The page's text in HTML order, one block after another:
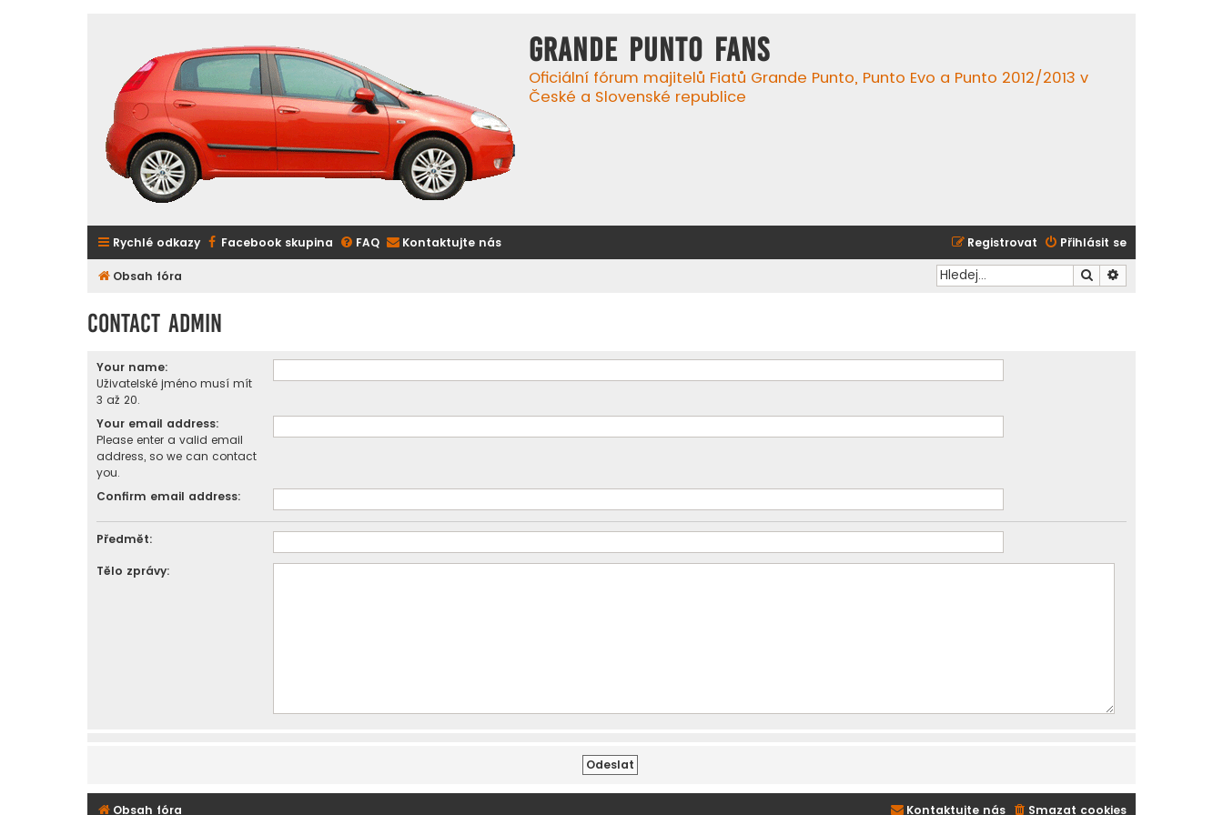
GRANDE PUNTO FANS
Oficiální fórum majitelů Fiatů Grande Punto, Punto Evo a Punto 2012/2013 v
České a Slovenské republice
Rychlé odkazy Facebook skupina FAQ Kontaktujte nás Přihlásit se
Registrovat
Obsah fóra Hledat
Contact Admin
Your name:
Uživatelské jméno musí mít
3 až 20.
Your email address:
Please enter a valid email
address, so we can contact
you.
Confirm email address:
Předmět:
Tělo zprávy:
Obsah fóra Smazat cookies
Kontaktujte nás